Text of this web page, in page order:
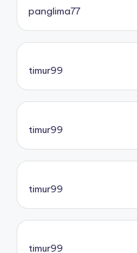
panglima77
timur99
timur99
timur99
timur99